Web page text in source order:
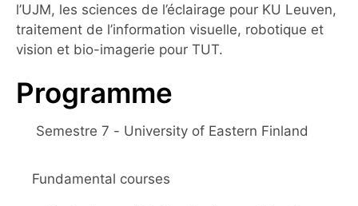
l’UJM, les sciences de l’éclairage pour KU Leuven,
traitement de l’information visuelle, robotique et
vision et bio-imagerie pour TUT.
Programme
Semestre 7 - University of Eastern Finland
Fundamental courses